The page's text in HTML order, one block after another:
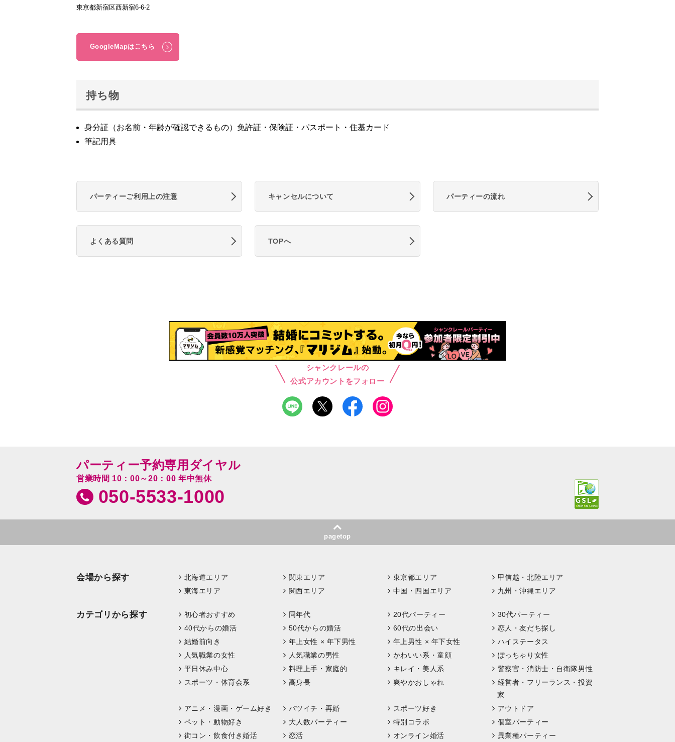
東京都新宿区西新宿6-6-2
GoogleMapはこちら
持ち物
身分証（お名前・年齢が確認できるもの）免許証・保険証・パスポート・住基カード
筆記用具
パーティーご利用上の注意 キャンセルについて パーティーの流れ
よくある質問 TOPへ
シャンクレールの
公式アカウントをフォロー
パーティー予約専用ダイヤル
営業時間 10：00～20：00 年中無休
050-5533-1000
pagetop
会場から探す 北海道エリア 関東エリア 東京都エリア
甲信越・北陸エリア
東海エリア
関西エリア 中国・四国エリア 九州・沖縄エリア
カテゴリから探す 初心者おすすめ 同年代 20代パーティー
30代パーティー
40代からの婚活
50代からの婚活 60代の出会い
恋人・友だち探し
結婚前向き
年上女性 × 年下男性 年上男性 × 年下女性
ハイステータス
人気職業の女性
人気職業の男性 かわいい系・童顔
ぽっちゃり女性
平日休み中心
料理上手・家庭的 キレイ・美人系
警察官・消防士・自衛隊男性
スポーツ・体育会系
高身長 爽やかおしゃれ
経営者・フリーランス・投資
家
アニメ・漫画・ゲーム好き
バツイチ・再婚 スポーツ好き
アウトドア
ペット・動物好き
大人数パーティー 特別コラボ
個室パーティー
街コン・飲食付き婚活
恋活 オンライン婚活 異業種パーティー